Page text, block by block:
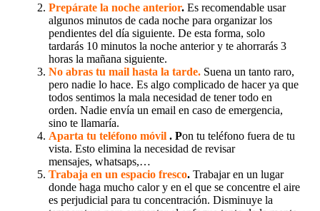
Prepárate la noche anterior. Es recomendable usar
algunos minutos de cada noche para organizar los
pendientes del día siguiente. De esta forma, solo
tardarás 10 minutos la noche anterior y te ahorrarás 3
horas la mañana siguiente.
No abras tu mail hasta la tarde. Suena un tanto raro,
pero nadie lo hace. Es algo complicado de hacer ya que
todos sentimos la mala necesidad de tener todo en
orden. Nadie envía un email en caso de emergencia,
sino te llamaría.
Aparta tu teléfono móvil . Pon tu teléfono fuera de tu
vista. Esto elimina la necesidad de revisar
mensajes, whatsaps,…
Trabaja en un espacio fresco. Trabajar en un lugar
donde haga mucho calor y en el que se concentre el aire
es perjudicial para tu concentración. Disminuye la